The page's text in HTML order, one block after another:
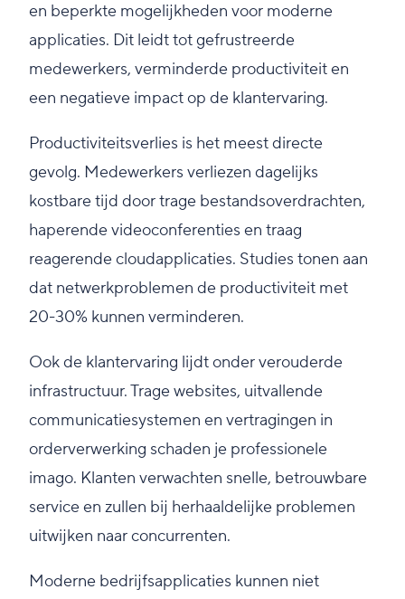
en beperkte mogelijkheden voor moderne
applicaties. Dit leidt tot gefrustreerde
medewerkers, verminderde productiviteit en
een negatieve impact op de klantervaring.
Productiviteitsverlies is het meest directe
gevolg. Medewerkers verliezen dagelijks
kostbare tijd door trage bestandsoverdrachten,
haperende videoconferenties en traag
reagerende cloudapplicaties. Studies tonen aan
dat netwerkproblemen de productiviteit met
20-30% kunnen verminderen.
Ook de klantervaring lijdt onder verouderde
infrastructuur. Trage websites, uitvallende
communicatiesystemen en vertragingen in
orderverwerking schaden je professionele
imago. Klanten verwachten snelle, betrouwbare
service en zullen bij herhaaldelijke problemen
uitwijken naar concurrenten.
Moderne bedrijfsapplicaties kunnen niet